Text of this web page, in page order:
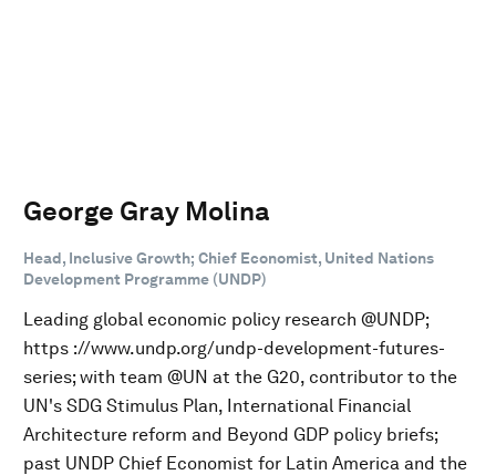
George Gray Molina
Head, Inclusive Growth; Chief Economist, United Nations
Development Programme (UNDP)
Leading global economic policy research @UNDP;
https ://www.undp.org/undp-development-futures-
series; with team @UN at the G20, contributor to the
UN's SDG Stimulus Plan, International Financial
Architecture reform and Beyond GDP policy briefs;
past UNDP Chief Economist for Latin America and the